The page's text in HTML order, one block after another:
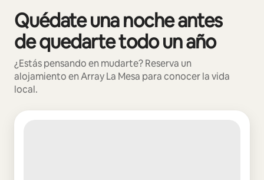
Quédate una noche antes
de quedarte todo un año
¿Estás pensando en mudarte? Reserva un
alojamiento en Array La Mesa para conocer la vida
local.
Se muestran0 de 0 elementos